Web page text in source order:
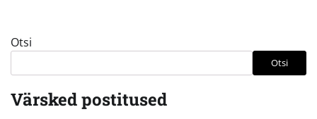
Otsi
Otsi
Värsked postitused